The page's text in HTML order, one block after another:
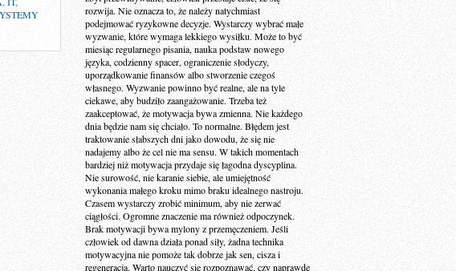
rozwija. Nie oznacza to, że należy natychmiast
podejmować ryzykowne decyzje. Wystarczy wybrać małe
wyzwanie, które wymaga lekkiego wysiłku. Może to być
miesiąc regularnego pisania, nauka podstaw nowego
języka, codzienny spacer, ograniczenie słodyczy,
uporządkowanie finansów albo stworzenie czegoś
własnego. Wyzwanie powinno być realne, ale na tyle
ciekawe, aby budziło zaangażowanie. Trzeba też
zaakceptować, że motywacja bywa zmienna. Nie każdego
dnia będzie nam się chciało. To normalne. Błędem jest
traktowanie słabszych dni jako dowodu, że się nie
nadajemy albo że cel nie ma sensu. W takich momentach
bardziej niż motywacja przydaje się łagodna dyscyplina.
Nie surowość, nie karanie siebie, ale umiejętność
wykonania małego kroku mimo braku idealnego nastroju.
Czasem wystarczy zrobić minimum, aby nie zerwać
ciągłości. Ogromne znaczenie ma również odpoczynek.
Brak motywacji bywa mylony z przemęczeniem. Jeśli
człowiek od dawna działa ponad siły, żadna technika
motywacyjna nie pomoże tak dobrze jak sen, cisza i
regeneracja. Warto nauczyć się rozpoznawać, czy naprawdę